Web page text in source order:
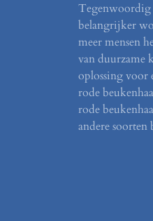
Tegenwoordig
belangrijker
meer mensen
van duurzame
oplossing voor
rode
rode
andere